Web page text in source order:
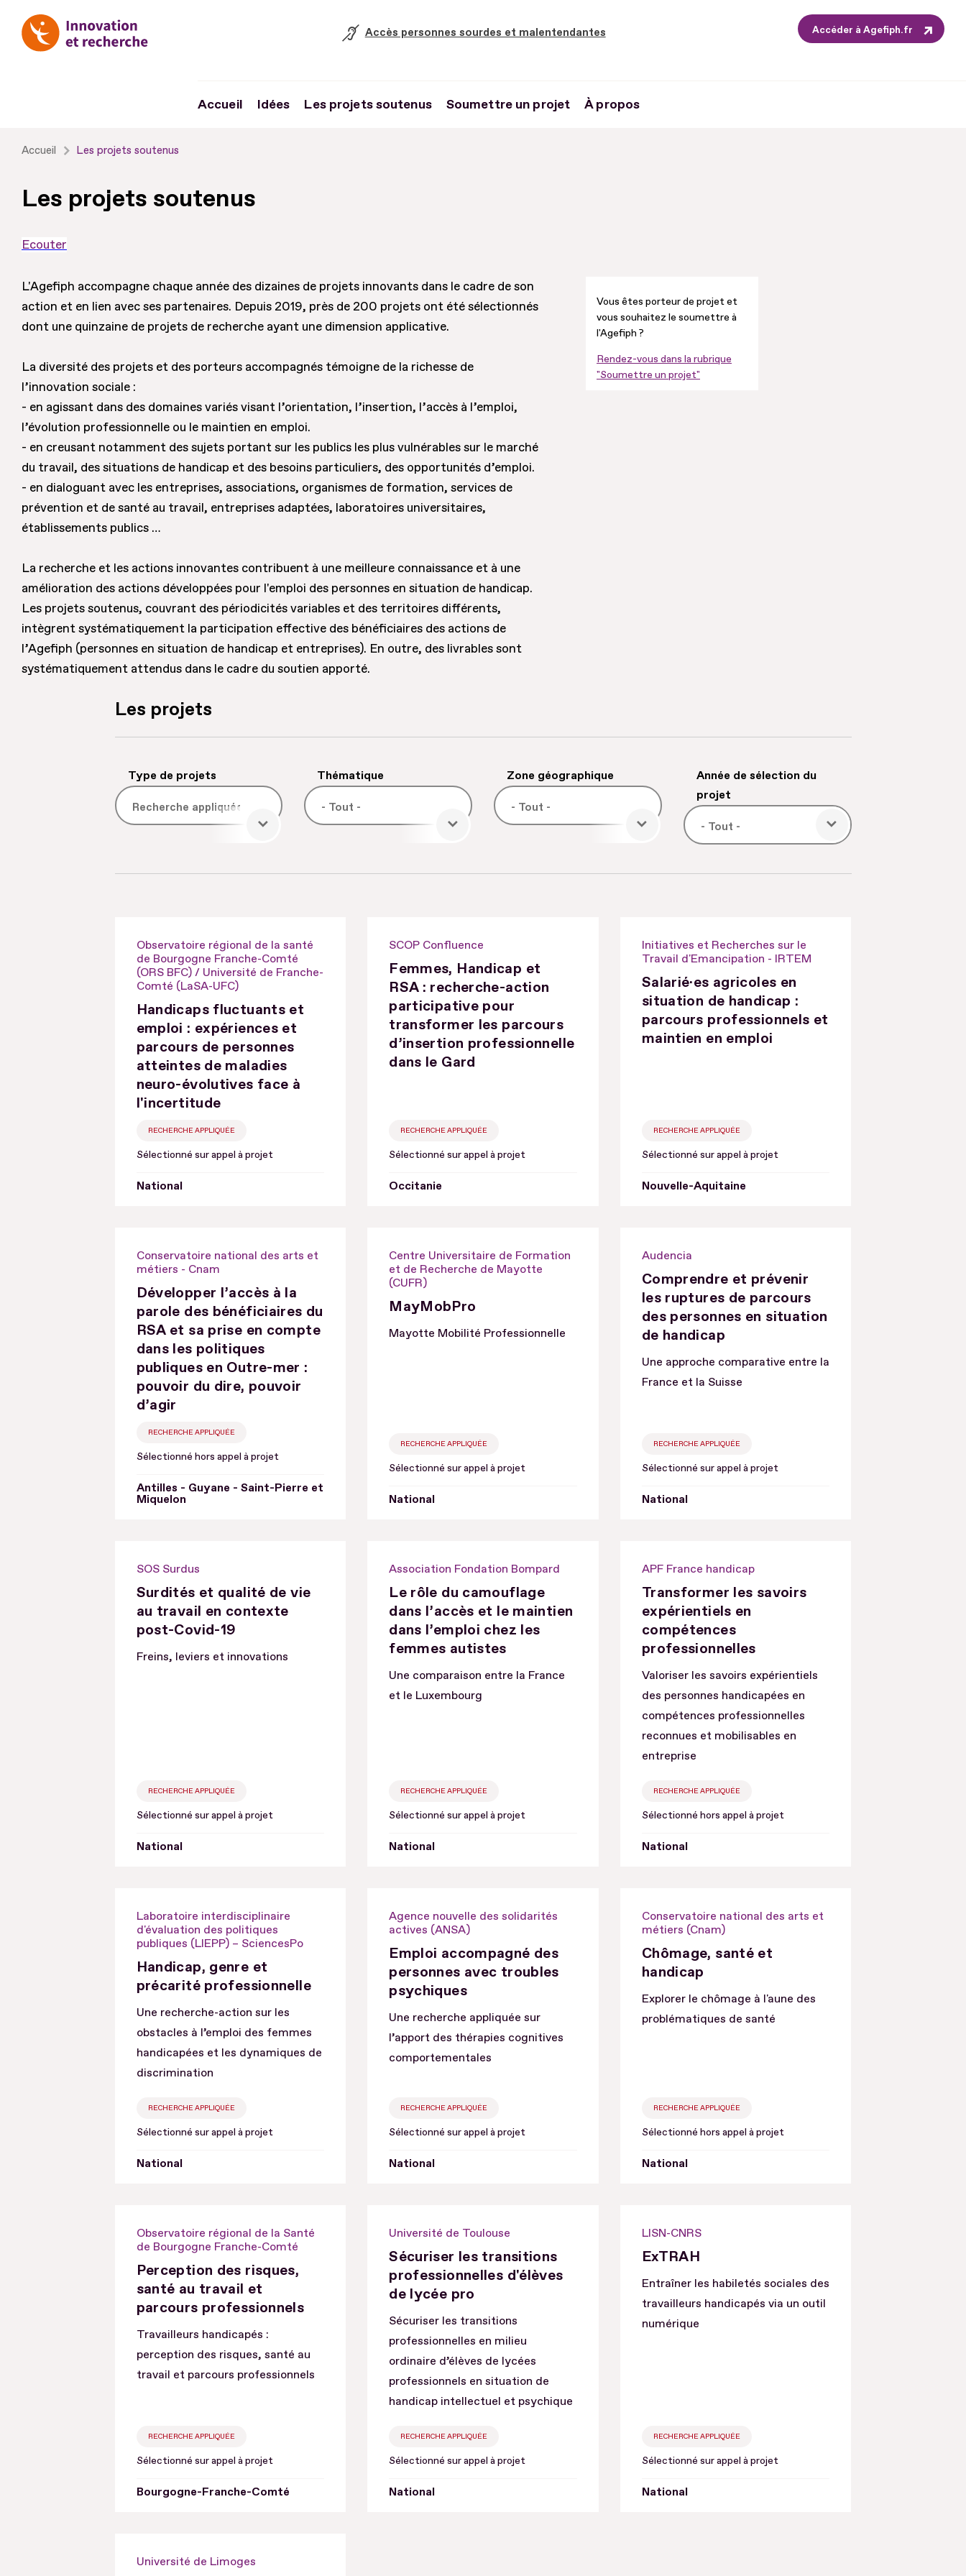
Aller
contenu
Aller
pied
page
Accès personnes sourdes et malentendantes Accéder à Agefiph.fr
Accueil Idées Les projets soutenus Soumettre un projet À propos
Accueil Les projets soutenus
Les projets soutenus
Ecouter
L'Agefiph accompagne chaque année des dizaines de projets innovants dans le cadre de son
action et en lien avec ses partenaires. Depuis 2019, près de 200 projets ont été sélectionnés
dont une quinzaine de projets de recherche ayant une dimension applicative.
La diversité des projets et des porteurs accompagnés témoigne de la richesse de
l’innovation sociale :
- en agissant dans des domaines variés visant l’orientation, l’insertion, l’accès à l’emploi,
l’évolution professionnelle ou le maintien en emploi.
- en creusant notamment des sujets portant sur les publics les plus vulnérables sur le marché
du travail, des situations de handicap et des besoins particuliers, des opportunités d’emploi.
- en dialoguant avec les entreprises, associations, organismes de formation, services de
prévention et de santé au travail, entreprises adaptées, laboratoires universitaires,
établissements publics …
La recherche et les actions innovantes contribuent à une meilleure connaissance et à une
amélioration des actions développées pour l'emploi des personnes en situation de handicap.
Les projets soutenus, couvrant des périodicités variables et des territoires différents,
intègrent systématiquement la participation effective des bénéficiaires des actions de
l’Agefiph (personnes en situation de handicap et entreprises). En outre, des livrables sont
systématiquement attendus dans le cadre du soutien apporté.
Vous êtes porteur de projet et
vous souhaitez le soumettre à
l'Agefiph ?
Rendez-vous dans la rubrique
"Soumettre un projet"
Les projets
Les
projets
Type de projets Thématique Zone géographique
Année de sélection du
projet
Observatoire régional de la santé
de Bourgogne Franche-Comté
(ORS BFC) / Université de Franche-
Comté (LaSA-UFC)
Handicaps fluctuants et
emploi : expériences et
parcours de personnes
atteintes de maladies
neuro-évolutives face à
l'incertitude
RECHERCHE APPLIQUÉE
Sélectionné sur appel à projet
National
SCOP Confluence
Femmes, Handicap et
RSA : recherche-action
participative pour
transformer les parcours
d’insertion professionnelle
dans le Gard
RECHERCHE APPLIQUÉE
Sélectionné sur appel à projet
Occitanie
Initiatives et Recherches sur le
Travail d'Emancipation - IRTEM
Salarié·es agricoles en
situation de handicap :
parcours professionnels et
maintien en emploi
RECHERCHE APPLIQUÉE
Sélectionné sur appel à projet
Nouvelle-Aquitaine
Conservatoire national des arts et
métiers - Cnam
Développer l’accès à la
parole des bénéficiaires du
RSA et sa prise en compte
dans les politiques
publiques en Outre-mer :
pouvoir du dire, pouvoir
d’agir
RECHERCHE APPLIQUÉE
Sélectionné hors appel à projet
Antilles - Guyane - Saint-Pierre et
Miquelon
Centre Universitaire de Formation
et de Recherche de Mayotte
(CUFR)
MayMobPro
Mayotte Mobilité Professionnelle
RECHERCHE APPLIQUÉE
Sélectionné sur appel à projet
National
Audencia
Comprendre et prévenir
les ruptures de parcours
des personnes en situation
de handicap
Une approche comparative entre la
France et la Suisse
RECHERCHE APPLIQUÉE
Sélectionné sur appel à projet
National
SOS Surdus
Surdités et qualité de vie
au travail en contexte
post-Covid-19
Freins, leviers et innovations
RECHERCHE APPLIQUÉE
Sélectionné sur appel à projet
National
Association Fondation Bompard
Le rôle du camouflage
dans l’accès et le maintien
dans l’emploi chez les
femmes autistes
Une comparaison entre la France
et le Luxembourg
RECHERCHE APPLIQUÉE
Sélectionné sur appel à projet
National
APF France handicap
Transformer les savoirs
expérientiels en
compétences
professionnelles
Valoriser les savoirs expérientiels
des personnes handicapées en
compétences professionnelles
reconnues et mobilisables en
entreprise
RECHERCHE APPLIQUÉE
Sélectionné hors appel à projet
National
Laboratoire interdisciplinaire
d'évaluation des politiques
publiques (LIEPP) – SciencesPo
Handicap, genre et
précarité professionnelle
Une recherche-action sur les
obstacles à l’emploi des femmes
handicapées et les dynamiques de
discrimination
RECHERCHE APPLIQUÉE
Sélectionné sur appel à projet
National
Agence nouvelle des solidarités
actives (ANSA)
Emploi accompagné des
personnes avec troubles
psychiques
Une recherche appliquée sur
l’apport des thérapies cognitives
comportementales
RECHERCHE APPLIQUÉE
Sélectionné sur appel à projet
National
Conservatoire national des arts et
métiers (Cnam)
Chômage, santé et
handicap
Explorer le chômage à l'aune des
problématiques de santé
RECHERCHE APPLIQUÉE
Sélectionné hors appel à projet
National
Observatoire régional de la Santé
de Bourgogne Franche-Comté
Perception des risques,
santé au travail et
parcours professionnels
Travailleurs handicapés :
perception des risques, santé au
travail et parcours professionnels
RECHERCHE APPLIQUÉE
Sélectionné sur appel à projet
Bourgogne-Franche-Comté
Université de Toulouse
Sécuriser les transitions
professionnelles d'élèves
de lycée pro
Sécuriser les transitions
professionnelles en milieu
ordinaire d’élèves de lycées
professionnels en situation de
handicap intellectuel et psychique
RECHERCHE APPLIQUÉE
Sélectionné sur appel à projet
National
LISN-CNRS
ExTRAH
Entraîner les habiletés sociales des
travailleurs handicapés via un outil
numérique
RECHERCHE APPLIQUÉE
Sélectionné sur appel à projet
National
Université de Limoges